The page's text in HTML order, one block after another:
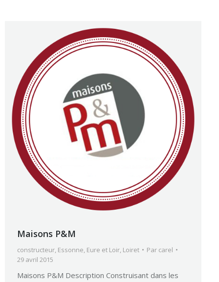
Maisons P&M
constructeur, Essonne, Eure et Loir, Loiret Par carel
29 avril 2015
Maisons P&M Description Construisant dans les